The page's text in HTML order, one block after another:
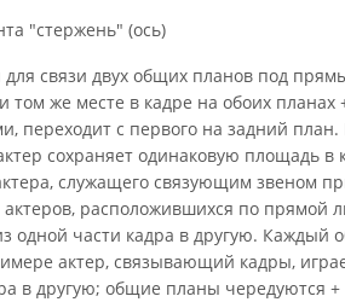
"стержень" (ось)
связи двух общих планов под
же месте в кадре на обоих планах
переходит с первого на задний
сохраняет одинаковую площадь
служащего связующим звеном
расположившихся по прямой
одной части кадра в другую. Каждый
актер, связывающий кадры,
в другую; общие планы чередуются +